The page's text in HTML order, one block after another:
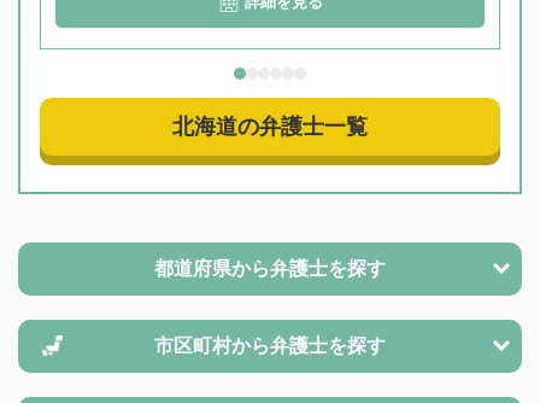
北海道の弁護士一覧
都道府県から弁護士を探す
市区町村から弁護士を探す